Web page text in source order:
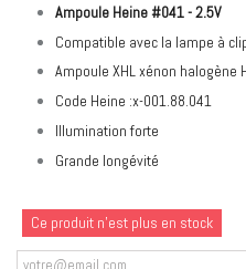
Ampoule Heine #041 - 2.5V
Compatible avec la lampe à
Ampoule XHL xénon halogène
Code Heine :x-001.88.041
Illumination forte
Grande longévité
Ce produit n'est plus en stock